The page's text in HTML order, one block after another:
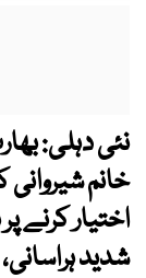
نئی دہلی:
خانم
اختیار کرنے
شدید